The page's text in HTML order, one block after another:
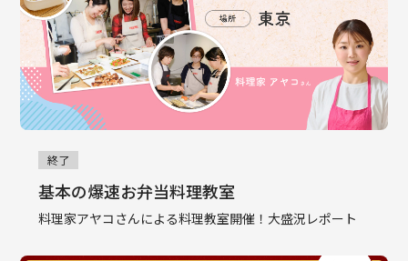
終了
基本の爆速お弁当料理教室
料理家アヤコさんによる料理教室開催！大盛況レポート